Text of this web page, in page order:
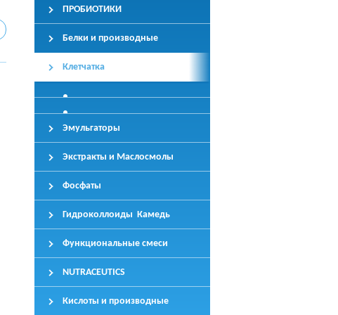
ПРОБИОТИКИ
Белки и производные
Клетчатка
Эмульгаторы
Экстракты и Маслосмолы
Фосфаты
Гидроколлоиды Камедь
Функциональные смеси
NUTRACEUTICS
Кислоты и производные